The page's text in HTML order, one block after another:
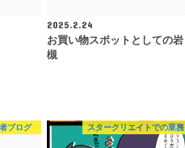
2025.2.24
お買い物スポットとしての岩
槻
ブログ スタークリエイトでの業務